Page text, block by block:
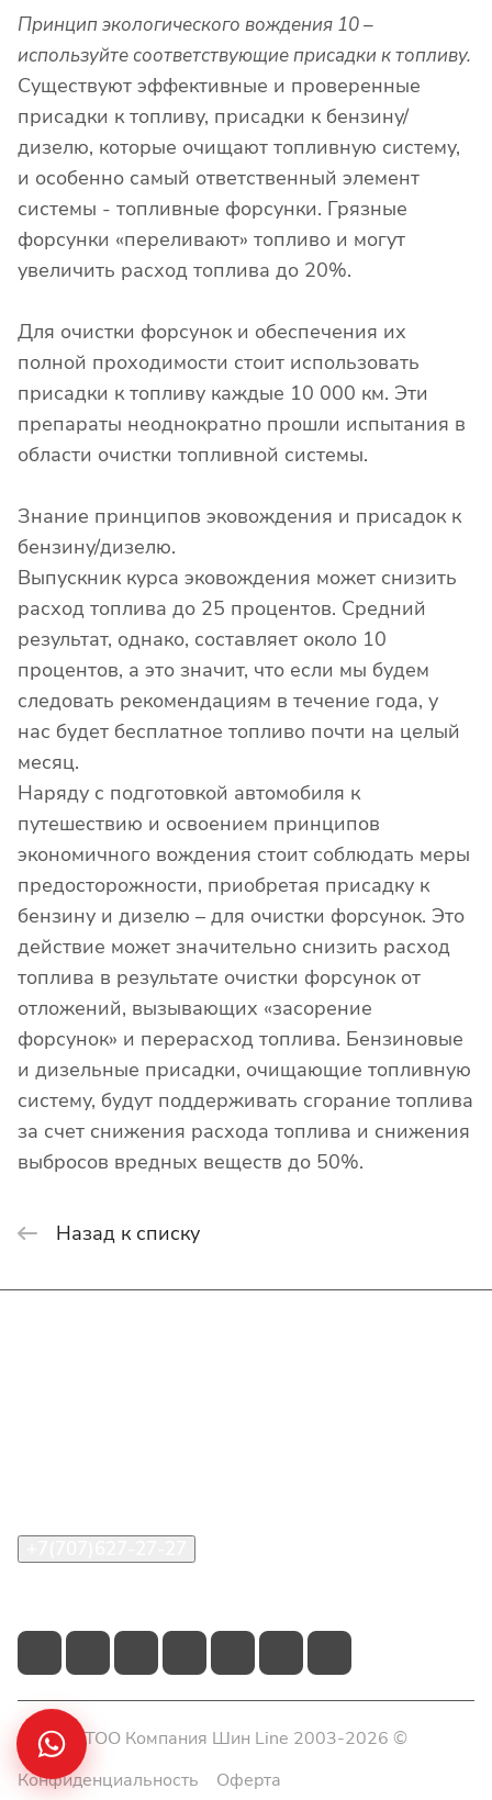
Принцип экологического вождения 10 –
используйте соответствующие присадки к топливу.
Существуют эффективные и проверенные
присадки к топливу, присадки к бензину/
дизелю, которые очищают топливную систему,
и особенно самый ответственный элемент
системы - топливные форсунки. Грязные
форсунки «переливают» топливо и могут
увеличить расход топлива до 20%.
Для очистки форсунок и обеспечения их
полной проходимости стоит использовать
присадки к топливу каждые 10 000 км. Эти
препараты неоднократно прошли испытания в
области очистки топливной системы.
Знание принципов эковождения и присадок к
бензину/дизелю.
Выпускник курса эковождения может снизить
расход топлива до 25 процентов. Средний
результат, однако, составляет около 10
процентов, а это значит, что если мы будем
следовать рекомендациям в течение года, у
нас будет бесплатное топливо почти на целый
месяц.
Наряду с подготовкой автомобиля к
путешествию и освоением принципов
экономичного вождения стоит соблюдать меры
предосторожности, приобретая присадку к
бензину и дизелю – для очистки форсунок. Это
действие может значительно снизить расход
топлива в результате очистки форсунок от
отложений, вызывающих «засорение
форсунок» и перерасход топлива. Бензиновые
и дизельные присадки, очищающие топливную
систему, будут поддерживать сгорание топлива
за счет снижения расхода топлива и снижения
выбросов вредных веществ до 50%.
Назад к списку
© 2026 ТОО Компания Шин Line 2003-2026 ©
Конфиденциальность
Оферта